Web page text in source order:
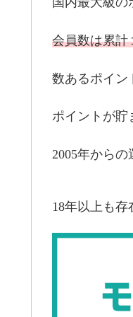
会員数は累計
数あるポイン
ポイントが
2005年からの
18年以上も存